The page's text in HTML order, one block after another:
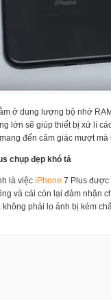
ở dung lượng bộ nhớ
lớn sẽ giúp thiết bị xử lí
đến cảm giác mượt mà
chụp đẹp khó tả
là việc i Phone 7 Plus được
và cái còn lại đảm nhận
phải lo ảnh bị kém